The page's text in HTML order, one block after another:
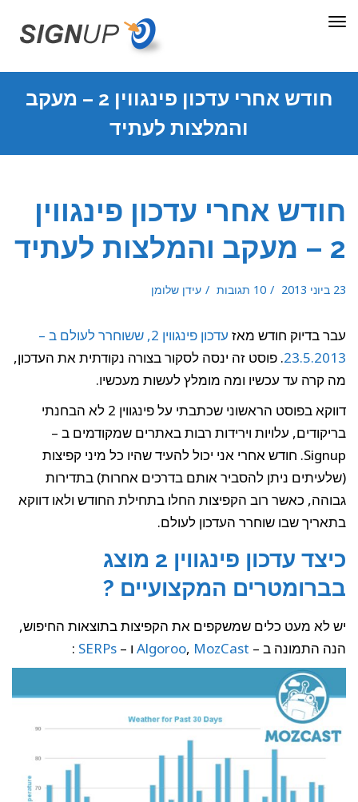
תפריט
חודש אחרי עדכון פינגווין 2 – מעקב
והמלצות לעתיד
חודש אחרי עדכון פינגווין
2 – מעקב והמלצות לעתיד
23 ביוני 2013 10 תגובות עידן שלומן
עבר בדיוק חודש מאז
עדכון פינגווין 2, ששוחרר לעולם ב –
23.5.2013. פוסט זה ינסה לסקור בצורה נקודתית את העדכון,
מה קרה עד עכשיו ומה מומלץ לעשות מעכשיו.
דווקא בפוסט הראשוני שכתבתי על פינגווין 2 לא הבחנתי
בריקודים, עלויות וירידות רבות באתרים שמקודמים ב –
Signup. חודש אחרי אני יכול להעיד שהיו כל מיני קפיצות
(שלעיתים ניתן להסביר אותם בדרכים אחרות) בתדירות
גבוהה, כאשר רוב הקפיצות החלו בתחילת החודש ולאו דווקא
בתאריך שבו שוחרר העדכון לעולם.
כיצד עדכון פינגווין 2 מוצג
בברומטרים המקצועיים ?
יש לא מעט כלים שמשקפים את הקפיצות בתוצאות החיפוש,
הנה התמונה ב –
Algoroo, MozCast ו – SERPs
: